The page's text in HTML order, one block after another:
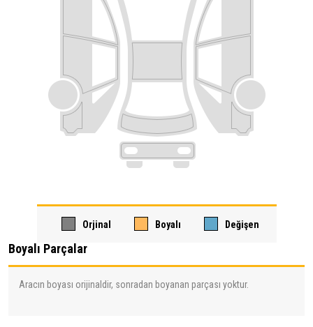
Orjinal Boyalı Değişen
Boyalı Parçalar
Aracın boyası orijinaldir, sonradan boyanan parçası yoktur.